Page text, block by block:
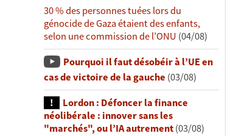
30 % des personnes tuées lors du
génocide de Gaza étaient des enfants,
selon une commission de l’ONU (04/08)
Pourquoi il faut désobéir à l’UE en
cas de victoire de la gauche (03/08)
Lordon : Défoncer la finance
néolibérale : innover sans les
"marchés", ou l’IA autrement(03/08)